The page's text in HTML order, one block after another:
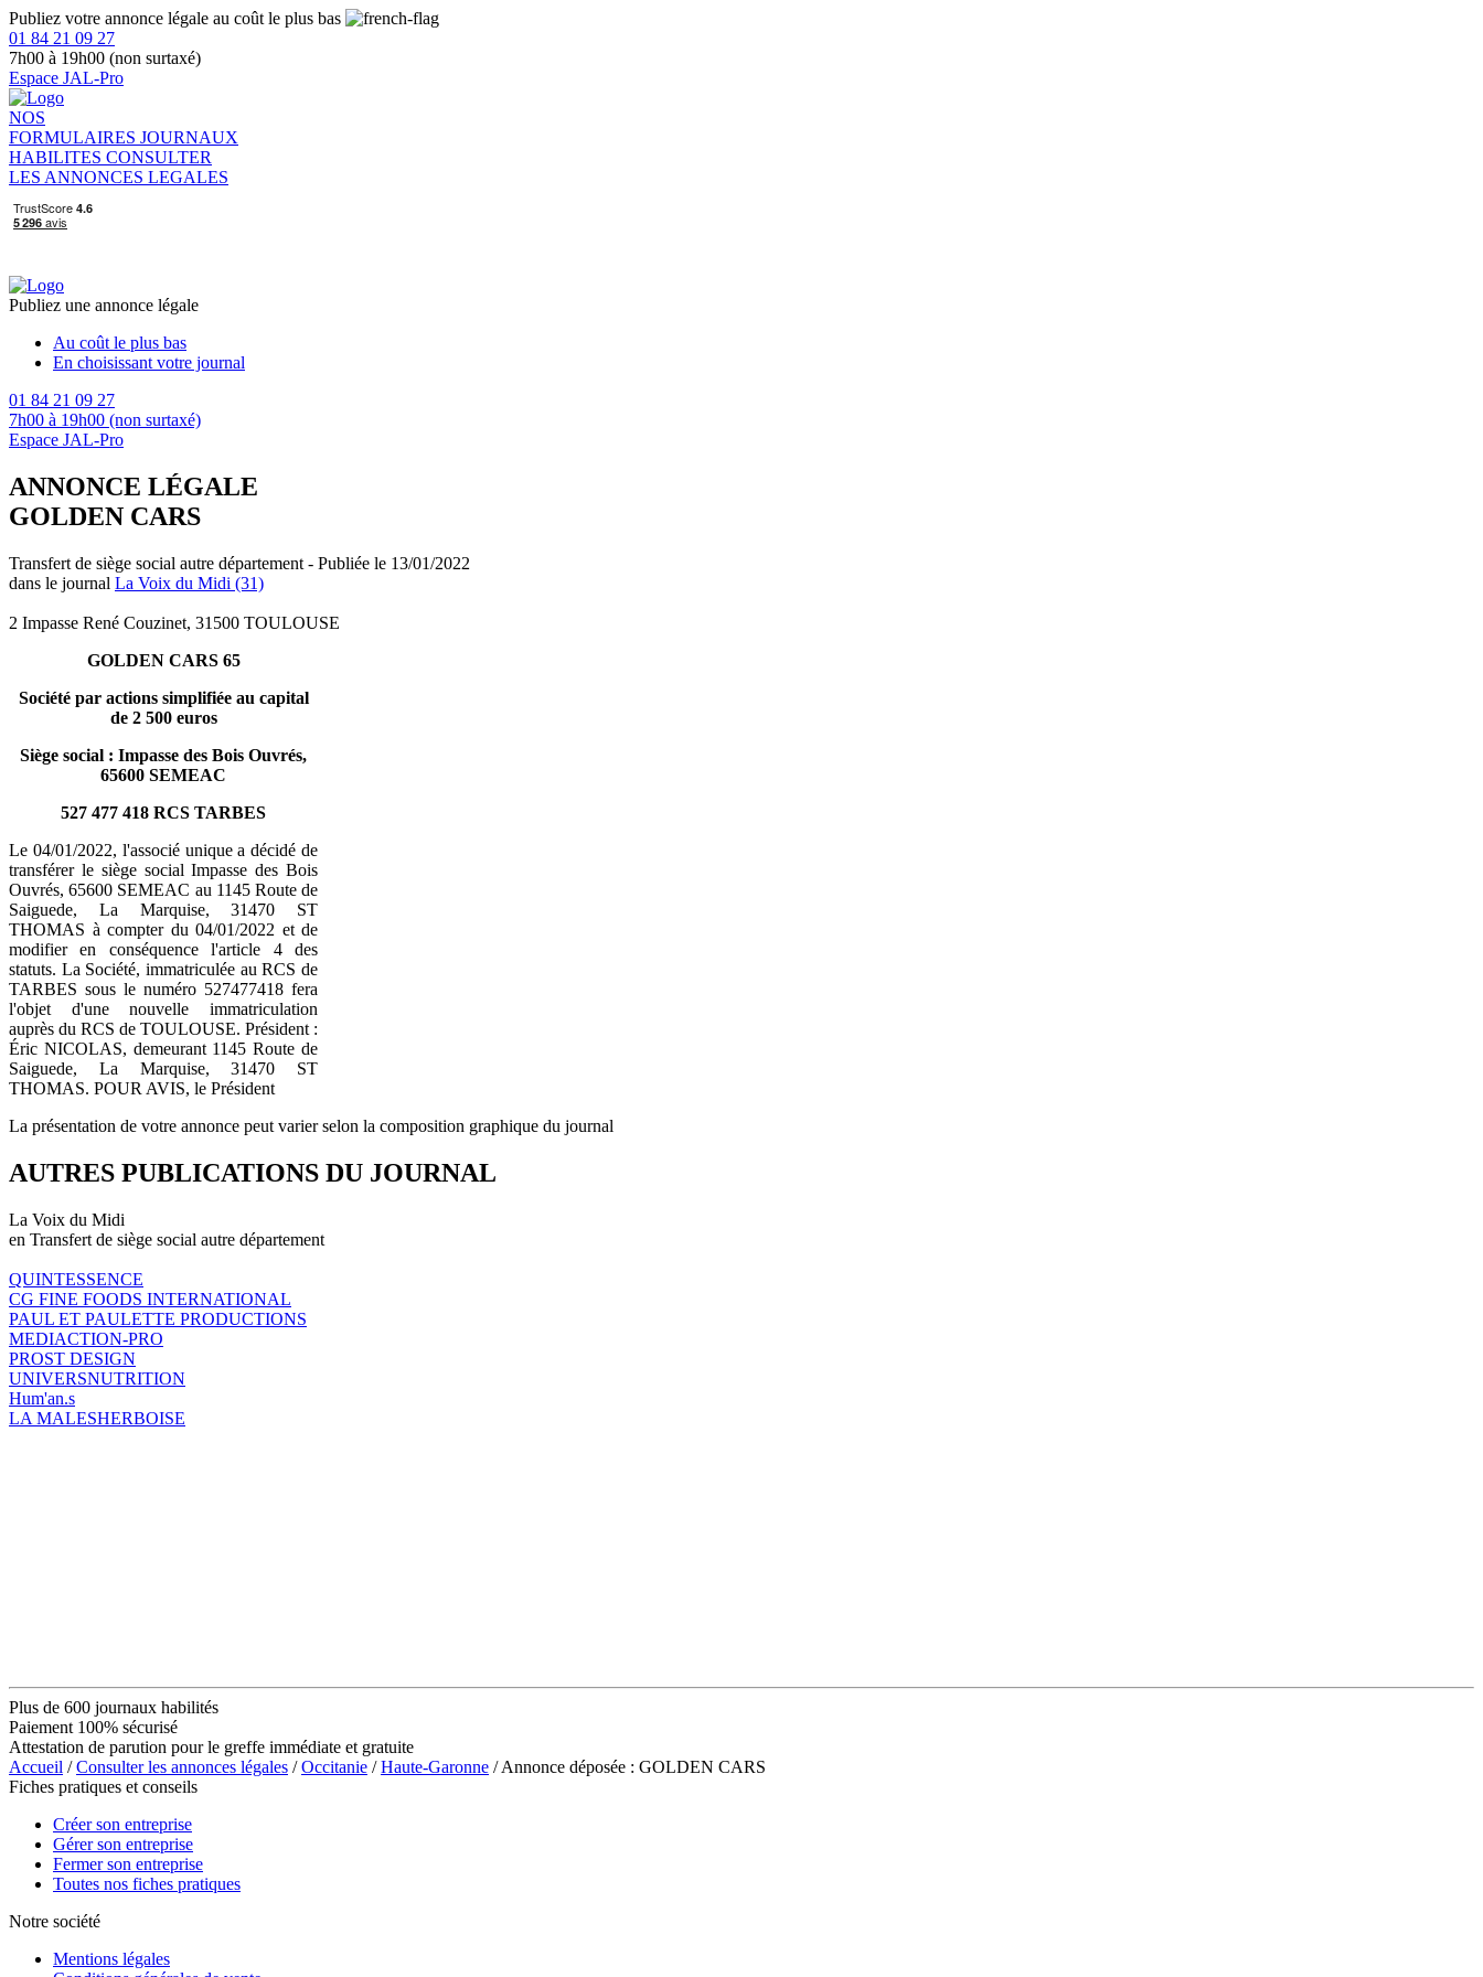
Publiez votre annonce légale au coût le plus bas
01 84 21 09 27
7h00 à 19h00 (non surtaxé)
Espace JAL-Pro
NOS
FORMULAIRES JOURNAUX
HABILITES CONSULTER
LES ANNONCES LEGALES
Publiez une annonce légale
Au coût le plus bas
En choisissant votre journal
01 84 21 09 27
7h00 à 19h00 (non surtaxé)
Espace JAL-Pro
ANNONCE LÉGALE
GOLDEN CARS
Transfert de siège social autre département - Publiée le 13/01/2022
dans le journal La Voix du Midi (31)
2 Impasse René Couzinet, 31500 TOULOUSE
GOLDEN CARS 65
Société par actions simplifiée au capital
de 2 500 euros
Siège social : Impasse des Bois Ouvrés,
65600 SEMEAC
527 477 418 RCS TARBES
Le 04/01/2022, l'associé unique a décidé de
transférer le siège social Impasse des Bois
Ouvrés, 65600 SEMEAC au 1145 Route de
Saiguede, La Marquise, 31470 ST
THOMAS à compter du 04/01/2022 et de
modifier en conséquence l'article 4 des
statuts. La Société, immatriculée au RCS de
TARBES sous le numéro 527477418 fera
l'objet d'une nouvelle immatriculation
auprès du RCS de TOULOUSE. Président :
Éric NICOLAS, demeurant 1145 Route de
Saiguede, La Marquise, 31470 ST
THOMAS. POUR AVIS, le Président
La présentation de votre annonce peut varier selon la composition graphique du journal
AUTRES PUBLICATIONS DU JOURNAL
La Voix du Midi
en Transfert de siège social autre département
QUINTESSENCE
CG FINE FOODS INTERNATIONAL
PAUL ET PAULETTE PRODUCTIONS
MEDIACTION-PRO
PROST DESIGN
UNIVERSNUTRITION
Hum'an.s
LA MALESHERBOISE
Plus de 600 journaux habilités
Paiement 100% sécurisé
Attestation de parution pour le greffe immédiate et gratuite
Accueil /Consulter les annonces légales /Occitanie /Haute-Garonne / Annonce déposée : GOLDEN CARS
Fiches pratiques et conseils
Créer son entreprise
Gérer son entreprise
Fermer son entreprise
Toutes nos fiches pratiques
Notre société
Mentions légales